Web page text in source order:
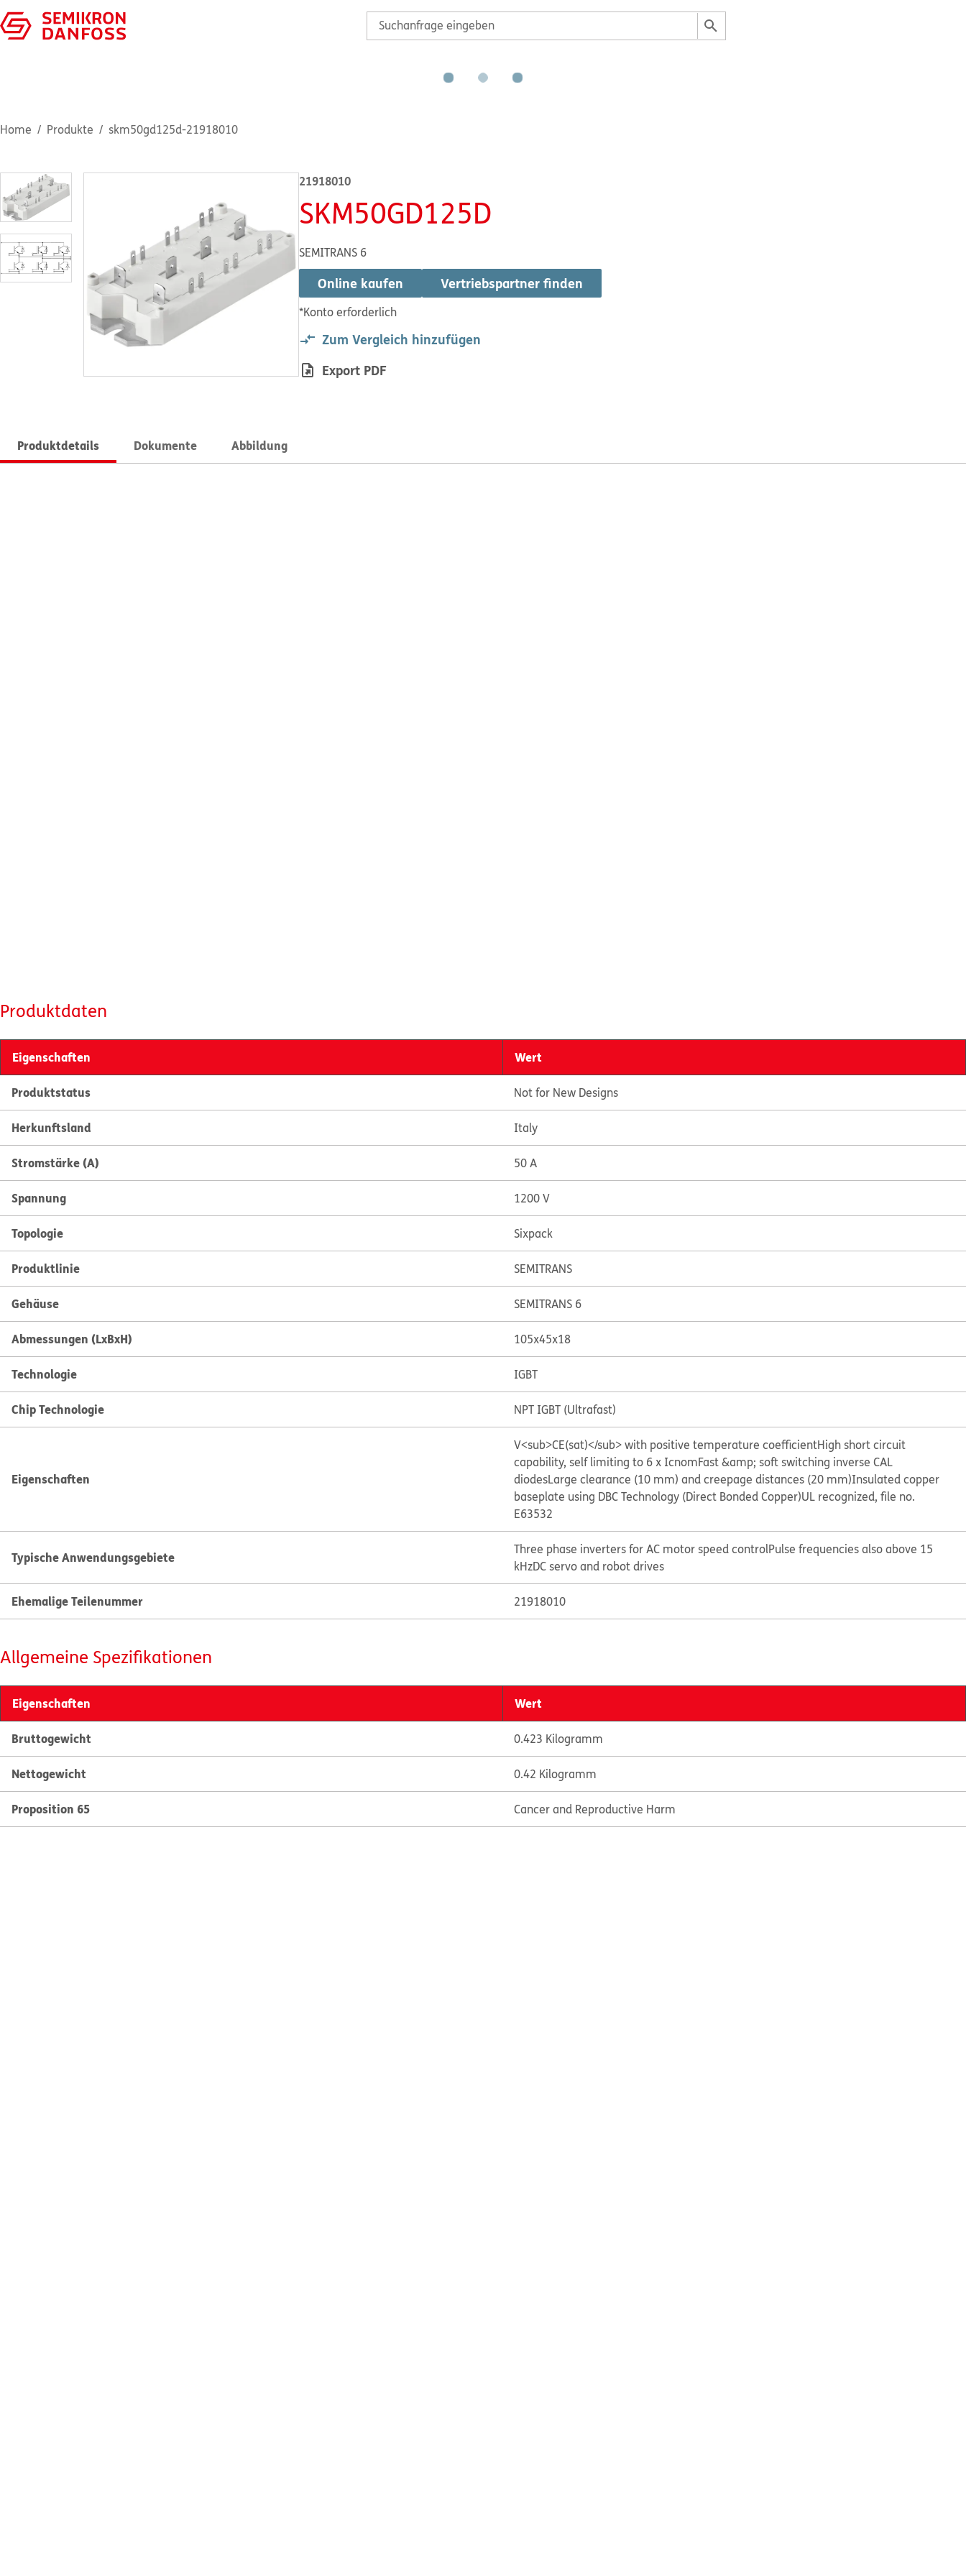
Home Produkte skm50gd125d-21918010
21918010
SKM50GD125D
SEMITRANS 6
Online kaufen
*Konto erforderlich
Vertriebspartner finden
Zum Vergleich hinzufügen
Export PDF
Produktdetails Dokumente Abbildung
Produktdaten
Eigenschaften Wert
Produktstatus Not for New Designs
Herkunftsland Italy
Stromstärke (A) 50 A
Spannung 1200 V
Topologie Sixpack
Produktlinie SEMITRANS
Gehäuse SEMITRANS 6
Abmessungen (LxBxH) 105x45x18
Technologie IGBT
Chip Technologie NPT IGBT (Ultrafast)
Eigenschaften
V<sub>CE(sat)</sub> with positive temperature coefficientHigh short circuit
capability, self limiting to 6 x IcnomFast &amp; soft switching inverse CAL
diodesLarge clearance (10 mm) and creepage distances (20 mm)Insulated copper
baseplate using DBC Technology (Direct Bonded Copper)UL recognized, file no.
E63532
Typische Anwendungsgebiete Three phase inverters for AC motor speed controlPulse frequencies also above 15
kHzDC servo and robot drives
Ehemalige Teilenummer 21918010
Allgemeine Spezifikationen
Eigenschaften Wert
Bruttogewicht 0.423 Kilogramm
Nettogewicht 0.42 Kilogramm
Proposition 65 Cancer and Reproductive Harm